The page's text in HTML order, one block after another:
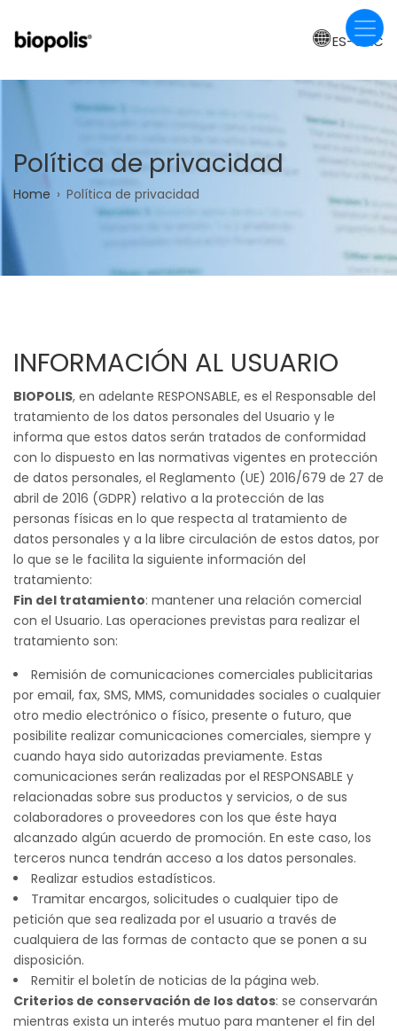
main
ES-CAC
Política de privacidad
Breadcrumb
Home Política de privacidad
INFORMACIÓN AL USUARIO
BIOPOLIS, en adelante RESPONSABLE, es el Responsable del
tratamiento de los datos personales del Usuario y le
informa que estos datos serán tratados de conformidad
con lo dispuesto en las normativas vigentes en protección
de datos personales, el Reglamento (UE) 2016/679 de 27 de
abril de 2016 (GDPR) relativo a la protección de las
personas físicas en lo que respecta al tratamiento de
datos personales y a la libre circulación de estos datos, por
lo que se le facilita la siguiente información del
tratamiento:
Fin del tratamiento: mantener una relación comercial
con el Usuario. Las operaciones previstas para realizar el
tratamiento son:
Remisión de comunicaciones comerciales publicitarias
por email, fax, SMS, MMS, comunidades sociales o cualquier
otro medio electrónico o físico, presente o futuro, que
posibilite realizar comunicaciones comerciales, siempre y
cuando haya sido autorizadas previamente. Estas
comunicaciones serán realizadas por el RESPONSABLE y
relacionadas sobre sus productos y servicios, o de sus
colaboradores o proveedores con los que éste haya
alcanzado algún acuerdo de promoción. En este caso, los
terceros nunca tendrán acceso a los datos personales.
Realizar estudios estadísticos.
Tramitar encargos, solicitudes o cualquier tipo de
petición que sea realizada por el usuario a través de
cualquiera de las formas de contacto que se ponen a su
disposición.
Remitir el boletín de noticias de la página web.
Criterios de conservación de los datos: se conservarán
mientras exista un interés mutuo para mantener el fin del